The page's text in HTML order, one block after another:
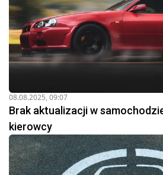
08.08.2025, 09:07
Brak aktualizacji w
kierowcy